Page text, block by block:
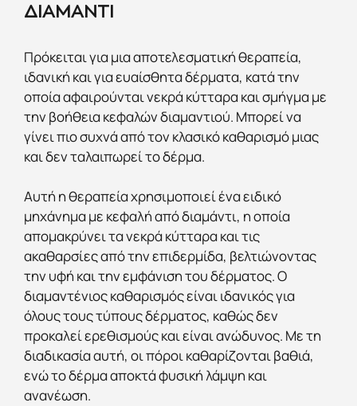
ΔΙΑΜΑΝΤΙ
Πρόκειται για μια αποτελεσματική θεραπεία,
ιδανική και για ευαίσθητα δέρματα, κατά την
οποία αφαιρούνται νεκρά κύτταρα και σμήγμα με
την βοήθεια κεφαλών διαμαντιού. Μπορεί να
γίνει πιο συχνά από τον κλασικό καθαρισμό μιας
και δεν ταλαιπωρεί το δέρμα.
Αυτή η θεραπεία χρησιμοποιεί ένα ειδικό
μηχάνημα με κεφαλή από διαμάντι, η οποία
απομακρύνει τα νεκρά κύτταρα και τις
ακαθαρσίες από την επιδερμίδα, βελτιώνοντας
την υφή και την εμφάνιση του δέρματος. Ο
διαμαντένιος καθαρισμός είναι ιδανικός για
όλους τους τύπους δέρματος, καθώς δεν
προκαλεί ερεθισμούς και είναι ανώδυνος. Με τη
διαδικασία αυτή, οι πόροι καθαρίζονται βαθιά,
ενώ το δέρμα αποκτά φυσική λάμψη και
ανανέωση.